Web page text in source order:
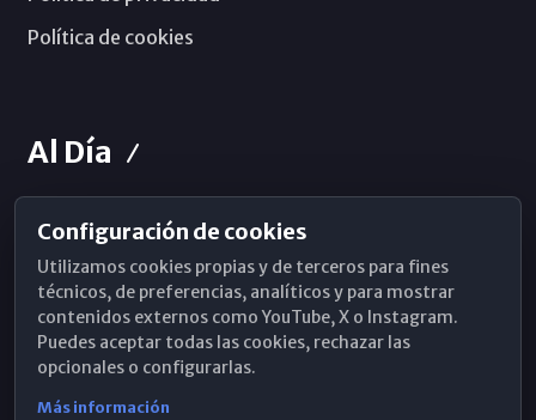
Política de cookies
Al Día
Horarios de Misa
Hemeroteca
WhatsApp
Configuración de cookies
Utilizamos cookies propias y de terceros para fines
técnicos, de preferencias, analíticos y para mostrar
contenidos externos como YouTube, X o Instagram.
Puedes aceptar todas las cookies, rechazar las
opcionales o configurarlas.
Más información